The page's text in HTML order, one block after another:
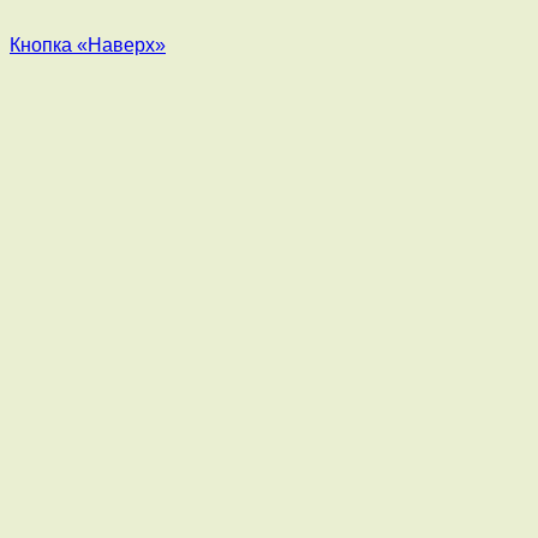
Кнопка «Наверх»